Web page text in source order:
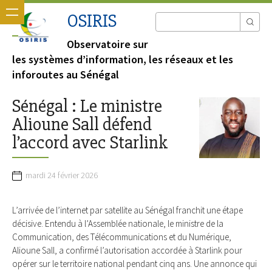
OSIRIS
Observatoire sur
les systèmes d’information, les réseaux et les
inforoutes au Sénégal
Sénégal : Le ministre
Alioune Sall défend
l’accord avec Starlink
mardi 24 février 2026
L’arrivée de l’internet par satellite au Sénégal franchit une étape
décisive. Entendu à l’Assemblée nationale, le ministre de la
Communication, des Télécommunications et du Numérique,
Alioune Sall, a confirmé l’autorisation accordée à Starlink pour
opérer sur le territoire national pendant cinq ans. Une annonce qui